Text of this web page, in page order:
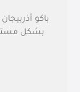
باكو
بشكل